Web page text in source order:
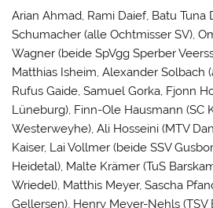
Arian Ahmad, Rami Daief, Batu Tuna
Schumacher (alle Ochtmisser SV),
Wagner (beide SpVgg Sperber
Matthias Isheim, Alexander Solbach
Rufus Gaide, Samuel Gorka, Fjonn
Lüneburg), Finn-Ole Hausmann (SC
Westerweyhe), Ali Hosseini (MTV
Kaiser, Lai Vollmer (beide SSV
Heidetal), Malte Krämer (TuS
Wriedel), Matthis Meyer, Sascha
Gellersen), Henry Meyer-Nehls